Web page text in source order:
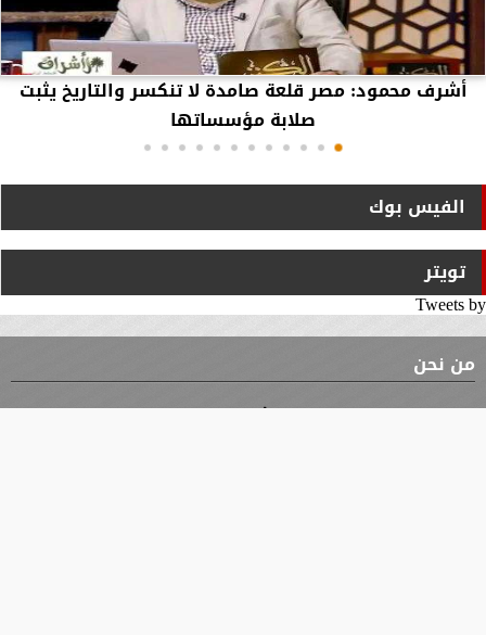
أشرف محمود: مصر قلعة صامدة لا تنكسر والتاريخ يثبت
صلابة مؤسساتها
الفيس بوك
تويتر
Tweets by
من نحن